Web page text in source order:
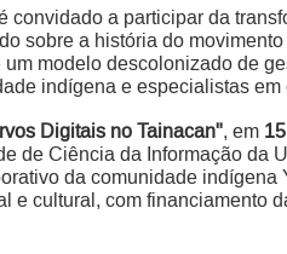
a participar da
sobre a história do
modelo descolonizado de
indígena e especialistas
Digitais no Tainacan", em
de Ciência da Informação da
da comunidade indígena
e cultural, com financiamento